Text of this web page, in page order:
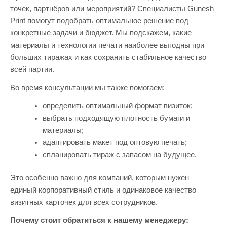
точек, партнёров или мероприятий? Специалисты Gunesh
Print помогут подобрать оптимальное решение под
конкретные задачи и бюджет. Мы подскажем, какие
материалы и технологии печати наиболее выгодны при
больших тиражах и как сохранить стабильное качество
всей партии.
Во время консультации мы также помогаем:
определить оптимальный формат визиток;
выбрать подходящую плотность бумаги и
материалы;
адаптировать макет под оптовую печать;
спланировать тираж с запасом на будущее.
Это особенно важно для компаний, которым нужен
единый корпоративный стиль и одинаковое качество
визитных карточек для всех сотрудников.
Почему стоит обратиться к нашему менеджеру: